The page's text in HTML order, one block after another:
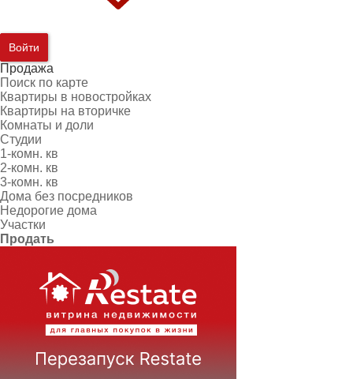
Войти
Продажа
Поиск по карте
Квартиры в новостройках
Квартиры на вторичке
Комнаты и доли
Студии
1-комн. кв
2-комн. кв
3-комн. кв
Дома без посредников
Недорогие дома
Участки
Продать